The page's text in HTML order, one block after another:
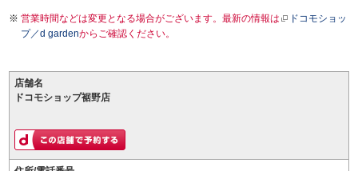
営業時間などは変更となる場合がございます。最新の情報は
ドコモショッ
プ／d gardenからご確認ください。
店舗名
ドコモショップ裾野店